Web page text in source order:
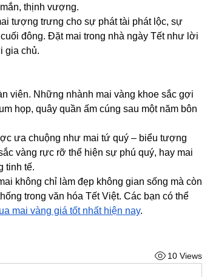
thịnh vượng.
tượng trưng cho sự phát tài phát lộc, sự
đông. Đặt mai trong nhà ngày Tết như lời
gia chủ.
viên. Những nhành mai vàng khoe sắc gợi
họp, quây quần ấm cúng sau một năm bôn
ưa chuộng như mai tứ quý – biểu tượng
vàng rực rỡ thể hiện sự phú quý, hay mai
tinh tế.
không chỉ làm đẹp không gian sống mà còn
trong văn hóa Tết Việt. Các bạn có thể
mai vàng giá tốt nhất hiện nay.
10 Views